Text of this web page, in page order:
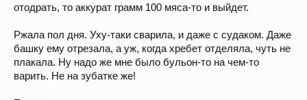
отодрать, то аккурат грамм 100 мяса-то и выйдет.
Ржала пол дня. Уху-таки сварила, и даже с судаком. Даже
башку ему отрезала, а уж, когда хребет отделяла, чуть не
плакала. Ну надо же мне было бульон-то на чем-то
варить. Не на зубатке же!